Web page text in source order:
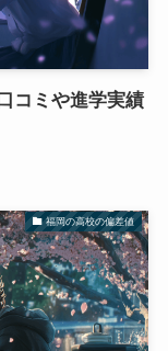
コミや進学実績
福岡の高校の偏差値